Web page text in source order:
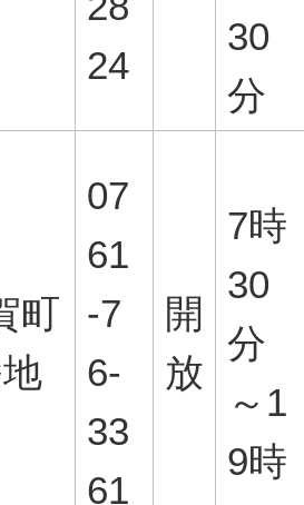
24
30
分
町
07
61
-7
6-
33
61
開
放
7時
30
分
～1
9時